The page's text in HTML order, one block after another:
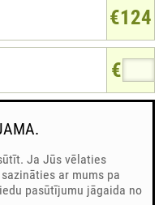
€124
€
Ja Jūs vēlaties
ar mums pa
pasūtījumu jāgaida no